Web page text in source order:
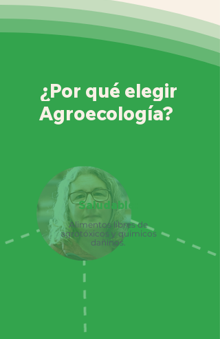
¿Por qué elegir
Agroecología?
Saludable:
Alimentos libres de
agrotóxicos y químicos
dañinos.